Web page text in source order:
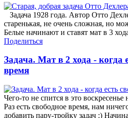
Задача 1928 года. Автор Отто
старенькая, не очень сложная, но
Белые начинают и ставят мат в 3
Поделиться
Задача. Мат в 2 хода - когда
время
Чего-то не спится в это
Раз есть свободное время, нам
добавить пару-тройку задач :)